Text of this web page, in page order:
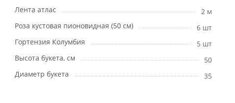
Лента атлас
2 м
Роза кустовая пионовидная (50 см)
6 шт
Гортензия Колумбия
5 шт
Высота букета, см
50
Диаметр букета
35